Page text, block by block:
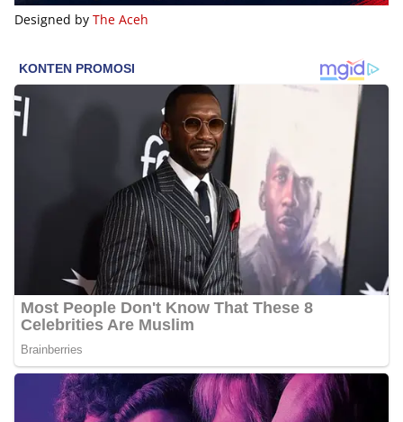
Designed by The Aceh